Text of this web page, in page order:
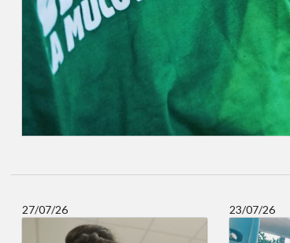
27/07/26 23/07/26